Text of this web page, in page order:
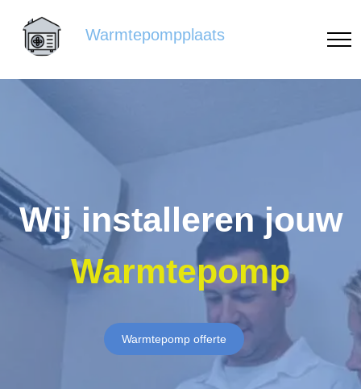
Warmtepompplaats
Wij installeren jouw
Warmtepomp
Warmtepomp offerte